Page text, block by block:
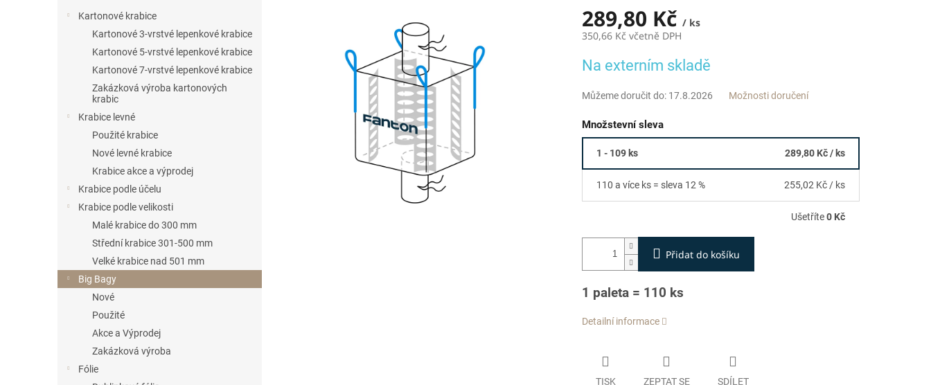
Kartonové krabice
Kartonové 3-vrstvé lepenkové krabice
Kartonové 5-vrstvé lepenkové krabice
Kartonové 7-vrstvé lepenkové krabice
Zakázková výroba kartonových
krabic
Krabice levné
Použité krabice
Nové levné krabice
Krabice akce a výprodej
Krabice podle účelu
Krabice podle velikosti
Malé krabice do 300 mm
Střední krabice 301-500 mm
Velké krabice nad 501 mm
Big Bagy
Nové
Použité
Akce a Výprodej
Zakázková výroba
Fólie
289,80 Kč / ks
350,66 Kč včetně DPH
cena:
Na externím skladě
Můžeme doručit do: 17.8.2026 Možnosti doručení
Množstevní sleva
1 - 109 ks 289,80 Kč/ ks
110 a více ks = sleva 12 % 255,02 Kč / ks
Ušetříte0 Kč
Přidat do košíku
1 paleta = 110 ks
Detailní informace
TISK ZEPTAT SE SDÍLET